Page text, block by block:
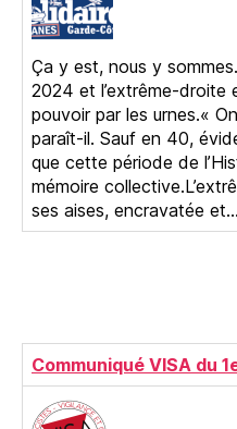
Ça y est, nous y
2024 et l’extrême-droite
pouvoir par les urnes.«
paraît-il. Sauf en 40,
que cette période de
mémoire
ses aises, encravatée et…
Communiqué VISA du